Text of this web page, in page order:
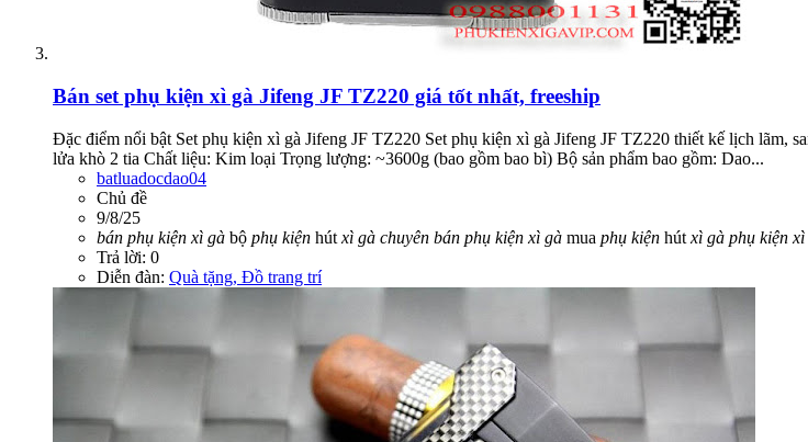
Bán set phụ kiện xì gà Jifeng JF TZ220 giá tốt nhất, freeship
Đặc điểm nổi bật Set phụ kiện xì gà Jifeng JF TZ220 Set phụ kiện xì gà Jifeng JF TZ220 thiết kế lịch lãm,
lửa khò 2 tia Chất liệu: Kim loại Trọng lượng: ~3600g (bao gồm bao bì) Bộ sản phẩm bao gồm: Dao...
batluadocdao04
Chủ đề
9/8/25
bán phụ kiện xì gà bộ phụ kiện hút xì gà chuyên bán phụ kiện xì gà mua phụ kiện hút xì gà phụ kiện xì
Trả lời: 0
Diễn đàn: Quà tặng, Đồ trang trí